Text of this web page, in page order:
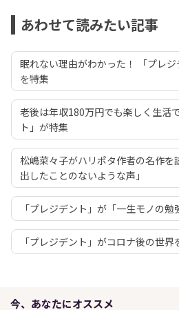
あわせて読みたい記事
眠れない理由がわかった！ 「プレジ
を特集
老後は年収180万円でも楽しく生活
ト」が特集
松嶋菜々子がハリポタ作者の名作を
出したことのないような声」
「プレジデント」が「一生モノの勉
「プレジデント」がコロナ後の世界
今、あなたにオススメ